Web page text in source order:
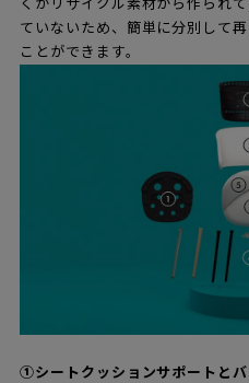
くがリサイクル素材から作られ
ていないため、簡単に分別して
ことができます。
①シートクッションサポートと